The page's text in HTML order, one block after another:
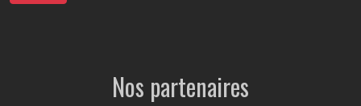
Nos partenaires